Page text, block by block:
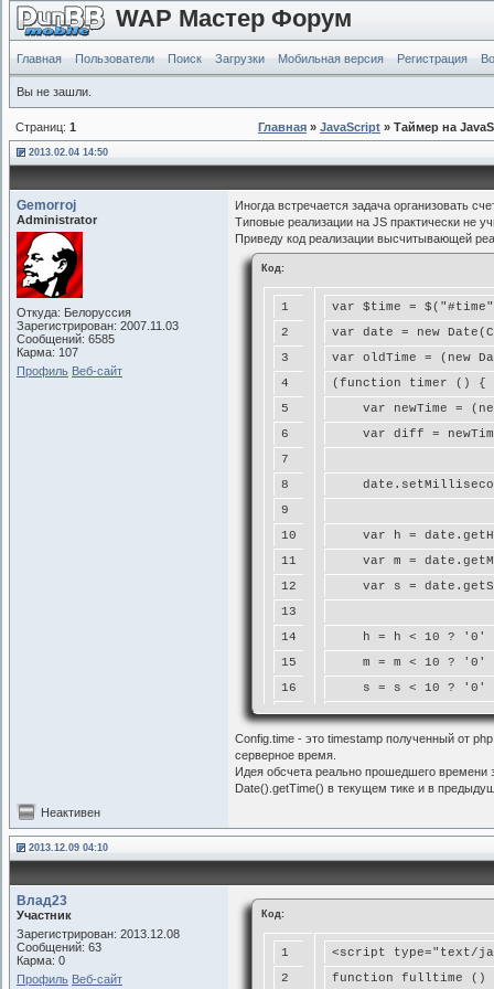
WAP Мастер Форум
Главная Пользователи Поиск Загрузки Мобильная версия Регистрация
Вы не зашли.
Страниц: 1 Главная » JavaScript » Таймер на
2013.02.04 14:50
Gemorroj
Administrator
Откуда: Белоруссия
Зарегистрирован: 2007.11.03
Сообщений: 6585
Карма: 107
Профиль Веб-сайт
Иногда встречается задача организовать
Типовые реализации на JS практически не
Приведу код реализации высчитывающей
Код:
1
2
3
4
5
6
7
8
9
10
11
12
13
14
15
16
17
18
19
20
var $time =
var date = new
var oldTime = (new
(function timer () {
var newTime =
var diff =
var h =
var m =
var s =
h = h < 10 ? '0'
m = m < 10 ? '0'
s = s < 10 ? '0'
$time.text(h +
oldTime =
Config.time - это timestamp полученный от
серверное время.
Идея обсчета реально прошедшего времени
Date().getTime() в текущем тике и в
Неактивен
2013.12.09 04:10
Влад23
Участник
Зарегистрирован: 2013.12.08
Сообщений: 63
Карма: 0
Профиль Веб-сайт
Код:
1
2
<script type="text/
function fulltime ()